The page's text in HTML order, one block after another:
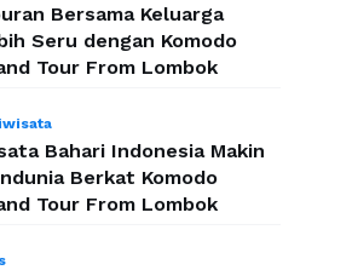
Bersama Keluarga
Seru dengan Komodo
Tour From Lombok
Bahari Indonesia Makin
Berkat Komodo
Tour From Lombok